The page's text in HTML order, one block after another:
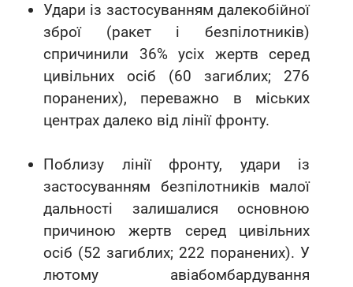
Удари із застосуванням далекобійної
зброї (ракет і безпілотників)
спричинили 36% усіх жертв серед
цивільних осіб (60 загиблих; 276
поранених), переважно в міських
центрах далеко від лінії фронту.
Поблизу лінії фронту, удари із
застосуванням безпілотників малої
дальності залишалися основною
причиною жертв серед цивільних
осіб (52 загиблих; 222 поранених). У
лютому авіабомбардування